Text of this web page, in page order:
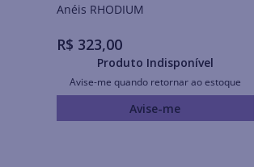
Anéis RHODIUM
R$ 323,00
Produto Indisponível
Avise-me quando retornar ao estoque
Avise-me